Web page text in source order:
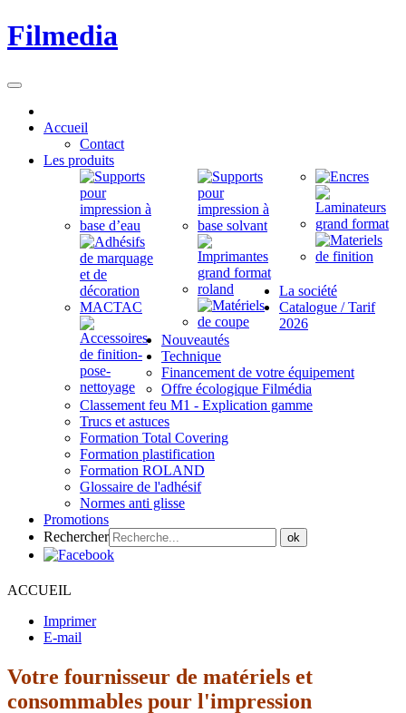
Filmedia
Accueil
Contact
Les produits
La société
Catalogue / Tarif
2026
Nouveautés
Technique
Financement de votre équipement
Offre écologique Filmédia
Classement feu M1 - Explication gamme
Trucs et astuces
Formation Total Covering
Formation plastification
Formation ROLAND
Glossaire de l'adhésif
Normes anti glisse
Promotions
Rechercher
ok
ACCUEIL
Imprimer
E-mail
Votre fournisseur de matériels et
consommables pour l'impression